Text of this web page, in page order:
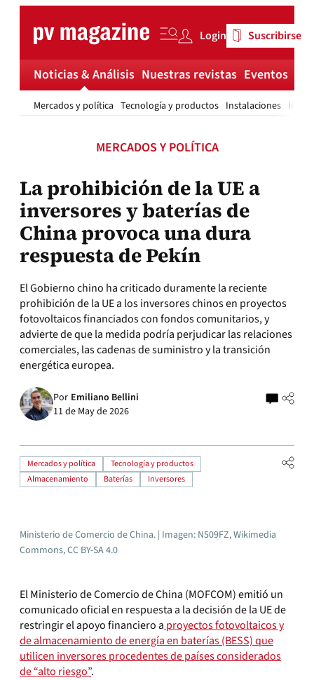
content
Login Suscribirse
Noticias & Análisis
Mercados y política Tecnología y productos Instalaciones
Nuestras revistas Eventos
MERCADOS Y POLÍTICA
La prohibición de la UE a
inversores y baterías de
China provoca una dura
respuesta de Pekín
El Gobierno chino ha criticado duramente la reciente
prohibición de la UE a los inversores chinos en proyectos
fotovoltaicos financiados con fondos comunitarios, y
advierte de que la medida podría perjudicar las relaciones
comerciales, las cadenas de suministro y la transición
energética europea.
Por Emiliano Bellini
11 de May de 2026
Mercados y política
Tecnología y productos
Almacenamiento
Baterías Inversores
Ministerio de Comercio de China. | Imagen: N509FZ, Wikimedia
Commons, CC BY-SA 4.0
El Ministerio de Comercio de China (MOFCOM) emitió un
comunicado oficial en respuesta a la decisión de la UE de
restringir el apoyo financiero a proyectos fotovoltaicos y
de almacenamiento de energía en baterías (BESS) que
utilicen inversores procedentes de países considerados
de “alto riesgo”.